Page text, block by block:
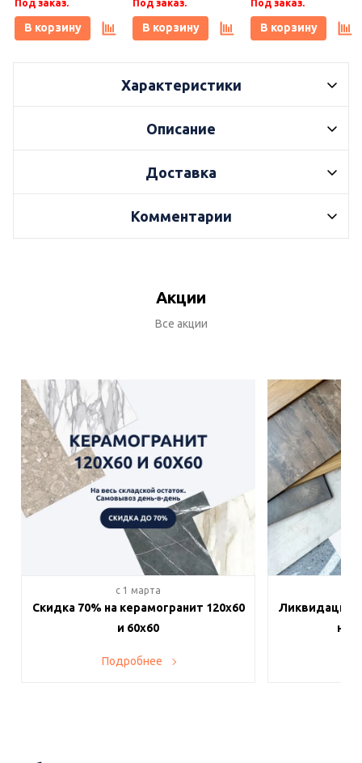
Под заказ.
В корзину
Под заказ.
В корзину
Плитонит
Под заказ.
В корзину
Характеристики
Описание
Доставка
Комментарии
Акции
Все акции
c 1 марта
Скидка 70% на керамогранит 120х60
и 60х60
Подробнее
Ликвидация
на